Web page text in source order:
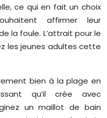
ce qui en fait un choix
affirmer leur
la foule. L’attrait pour le
les jeunes adultes cette
bien à la plage en
qu’il crée avec
un maillot de bain